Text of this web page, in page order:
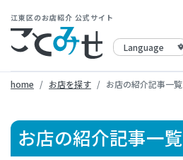
江東区のお店紹介 公式サイト
home お店を探す お店の紹介記事一覧
お店の紹介記事一覧